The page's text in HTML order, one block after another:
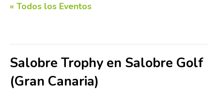
« Todos los Eventos
Salobre Trophy en Salobre Golf
(Gran Canaria)